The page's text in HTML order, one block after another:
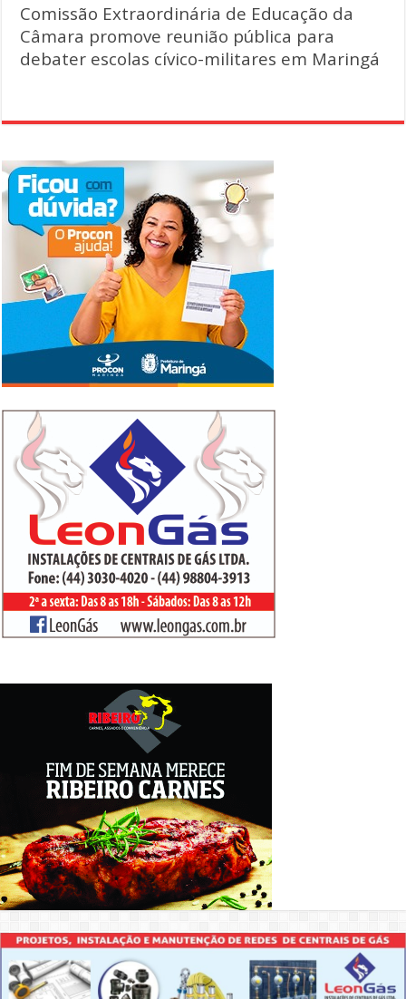
Comissão Extraordinária de Educação da
Câmara promove reunião pública para
debater escolas cívico-militares em Maringá